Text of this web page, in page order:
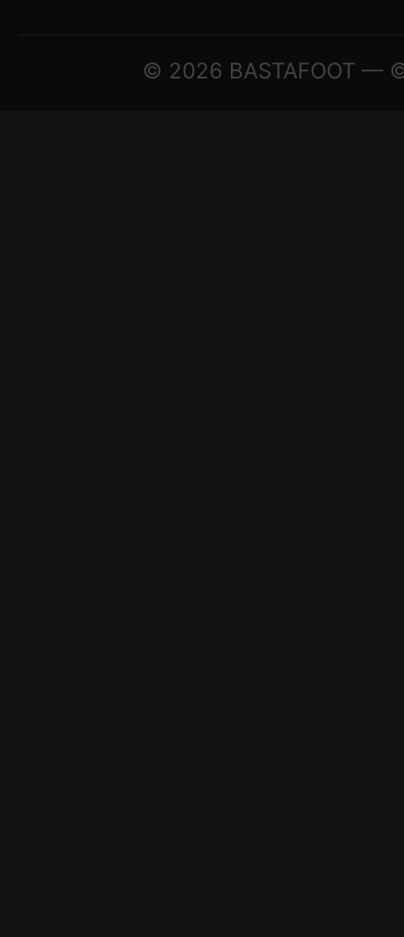
© 2026 BASTAFOOT —